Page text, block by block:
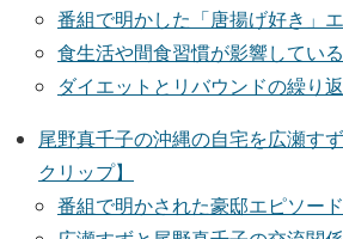
番組で明かした「唐揚げ好き」
食生活や間食習慣が影響してい
ダイエットとリバウンドの繰り
尾野真千子の沖縄の自宅を広瀬す
クリップ】
番組で明かされた豪邸エピソード